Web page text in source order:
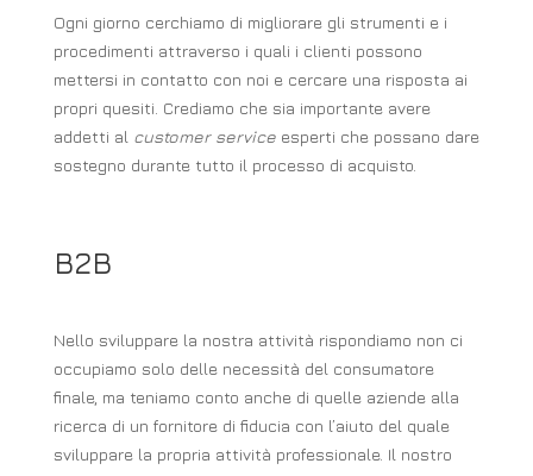
Ogni giorno cerchiamo di migliorare gli strumenti e i
procedimenti attraverso i quali i clienti possono
mettersi in contatto con noi e cercare una risposta ai
propri quesiti. Crediamo che sia importante avere
addetti al customer serviceesperti che possano dare
sostegno durante tutto il processo di acquisto.
B2B
Nello sviluppare la nostra attività rispondiamo non ci
occupiamo solo delle necessità del consumatore
finale, ma teniamo conto anche di quelle aziende alla
ricerca di un fornitore di fiducia con l’aiuto del quale
sviluppare la propria attività professionale. Il nostro